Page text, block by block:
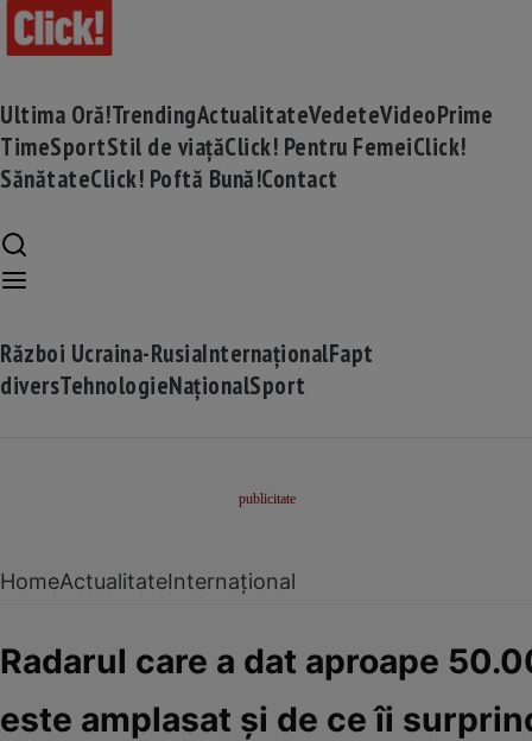
Ultima Oră!TrendingActualitateVedeteVideoPrime
TimeSportStil de viațăClick! Pentru FemeiClick!
SănătateClick! Poftă Bună!Contact
Război Ucraina-RusiaInternaționalFapt
diversTehnologieNaționalSport
HomeActualitateInternațional
Radarul care a dat aproape
este amplasat și de ce îi